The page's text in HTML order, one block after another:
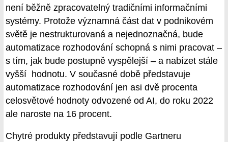
není běžně zpracovatelný tradičními informačními
systémy. Protože významná část dat v podnikovém
světě je nestrukturovaná a nejednoznačná, bude
automatizace rozhodování schopná s nimi pracovat –
s tím, jak bude postupně vyspělejší – a nabízet stále
vyšší hodnotu. V současné době představuje
automatizace rozhodování jen asi dvě procenta
celosvětové hodnoty odvozené od AI, do roku 2022
ale naroste na 16 procent.
Chytré produkty představují podle Gartneru